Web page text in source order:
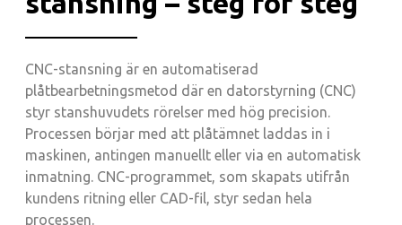
CNC-stansning är en automatiserad
plåtbearbetningsmetod där en datorstyrning (CNC)
styr stanshuvudets rörelser med hög precision.
Processen börjar med att plåtämnet laddas in i
maskinen, antingen manuellt eller via en automatisk
inmatning. CNC-programmet, som skapats utifrån
kundens ritning eller CAD-fil, styr sedan hela
processen.